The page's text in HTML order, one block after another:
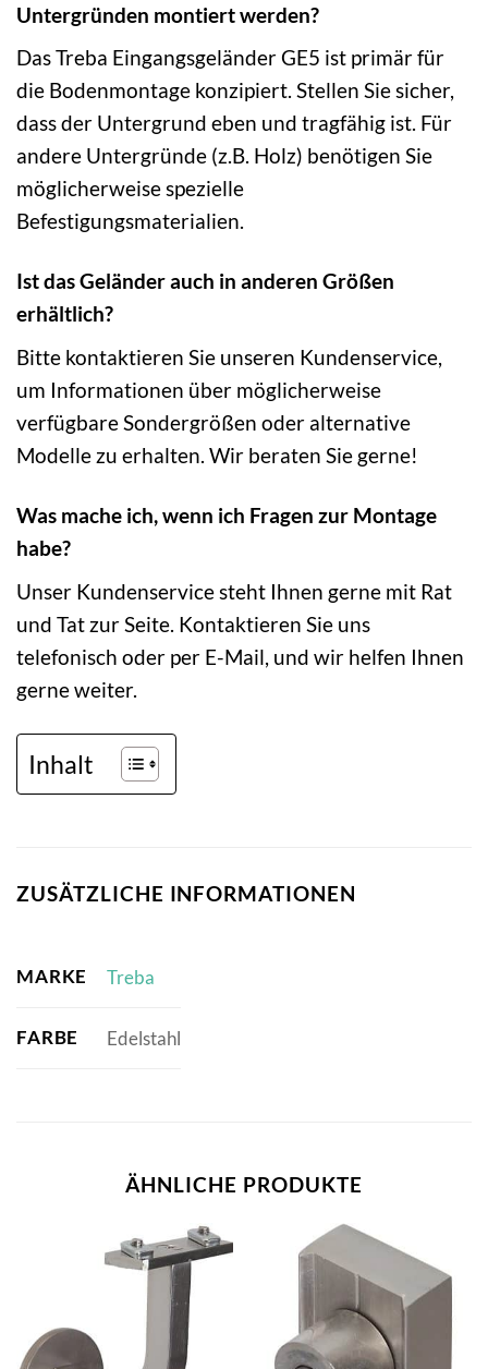
Untergründen montiert werden?
Das Treba Eingangsgeländer GE5 ist primär für
die Bodenmontage konzipiert. Stellen Sie sicher,
dass der Untergrund eben und tragfähig ist. Für
andere Untergründe (z.B. Holz) benötigen Sie
möglicherweise spezielle
Befestigungsmaterialien.
Ist das Geländer auch in anderen Größen
erhältlich?
Bitte kontaktieren Sie unseren Kundenservice,
um Informationen über möglicherweise
verfügbare Sondergrößen oder alternative
Modelle zu erhalten. Wir beraten Sie gerne!
Was mache ich, wenn ich Fragen zur Montage
habe?
Unser Kundenservice steht Ihnen gerne mit Rat
und Tat zur Seite. Kontaktieren Sie uns
telefonisch oder per E-Mail, und wir helfen Ihnen
gerne weiter.
Inhalt
ZUSÄTZLICHE INFORMATIONEN
MARKE Treba
FARBE Edelstahl
ÄHNLICHE PRODUKTE